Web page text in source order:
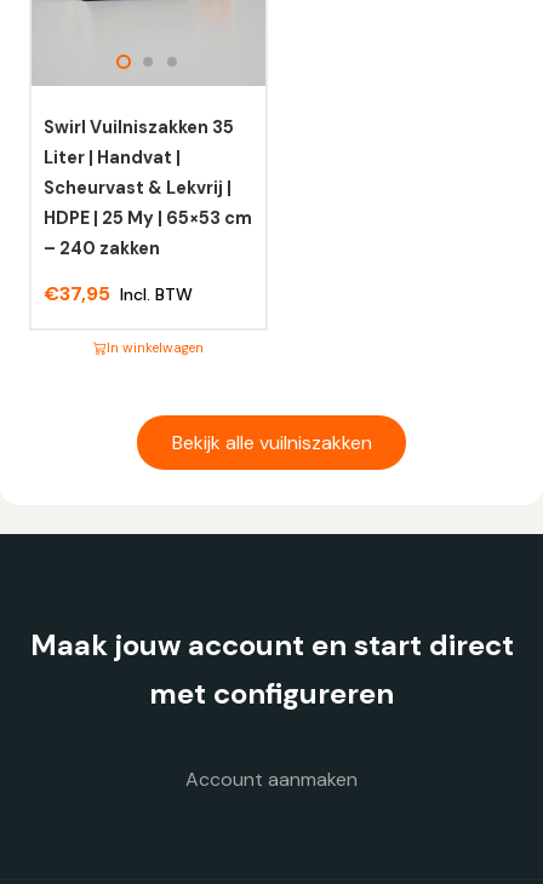
worden
op
de
productpagina
Swirl Vuilniszakken 35
Liter | Handvat |
Scheurvast & Lekvrij |
HDPE | 25 My | 65×53 cm
– 240 zakken
€37,95 Incl. BTW
In winkelwagen
Deze
worden
Bekijk alle vuilniszakken
Maak jouw account en start direct
met configureren
Account aanmaken